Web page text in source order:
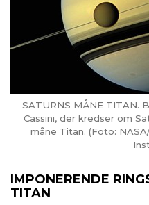
SATURNS MÅNE TITAN.
Cassini, der kredser om
måne Titan. (Foto:
IMPONERENDE
TITAN